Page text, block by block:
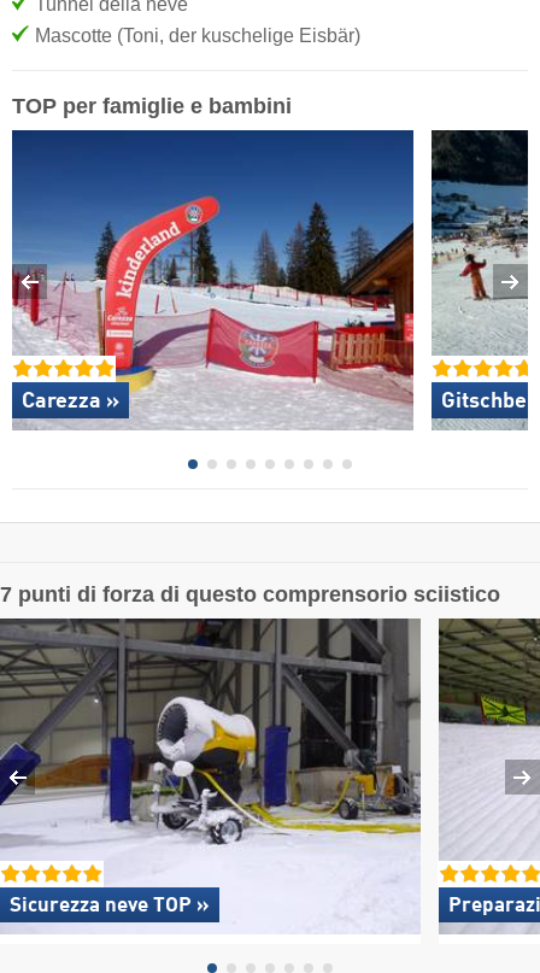
Tunnel della neve
Mascotte (Toni, der kuschelige Eisbär)
TOP per famiglie e bambini
Carezza »
7 punti di forza di questo comprensorio sciistico
Sicurezza neve TOP »